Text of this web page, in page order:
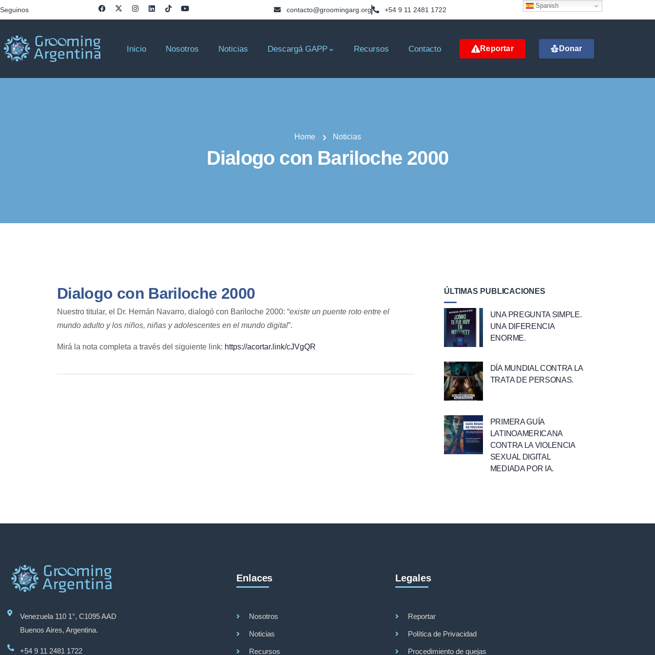
Seguinos contacto@groomingarg.org +54 9 11 2481 1722
Inicio Nosotros Noticias Descargá GAPP Recursos Contacto Reportar Donar
Home Noticias
Dialogo con Bariloche 2000
Dialogo con Bariloche 2000
Nuestro titular, el Dr. Hernán Navarro, dialogó con Bariloche 2000: “existe un puente roto entre el
mundo adulto y los niños, niñas y adolescentes en el mundo digital”.
Mirá la nota completa a través del siguiente link: https://acortar.link/cJVgQR
ÚLTIMAS PUBLICACIONES
UNA PREGUNTA SIMPLE.
UNA DIFERENCIA
ENORME.
DÍA MUNDIAL CONTRA LA
TRATA DE PERSONAS.
PRIMERA GUÍA
LATINOAMERICANA
CONTRA LA VIOLENCIA
SEXUAL DIGITAL
MEDIADA POR IA.
Venezuela 110 1°, C1095 AAD
Buenos Aires, Argentina.
+54 9 11 2481 1722
Enlaces
Nosotros
Noticias
Recursos
Legales
Reportar
Política de Privacidad
Procedimiento de quejas
Spanish